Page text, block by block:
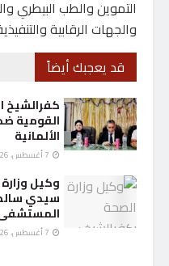
التموين والطب البيطري
والجهات الرقابية
قد يعجبك أيضاً
كفرالشيخ
القومية
الألمانية
وكيل
سيدي